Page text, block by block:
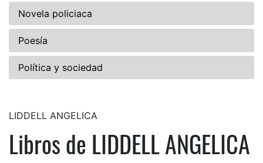
Novela policiaca
Poesía
Política y sociedad
LIDDELL ANGELICA
Libros de LIDDELL ANGELICA